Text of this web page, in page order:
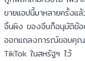
ขายแอปนี้มาหลายครั้งแ
จิ้นผิง ของจีนก็อนุมัติข้
ออกแถลงการณ์ขอบคุณ
TikTok ในสหรัฐฯ ไว้